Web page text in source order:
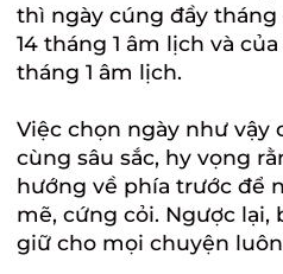
thì ngày cúng đầy tháng
14 tháng 1 âm lịch và
tháng 1 âm lịch.
Việc chọn ngày như vậy
cùng sâu sắc, hy vọng
hướng về phía trước để
mẽ, cứng cỏi. Ngược
giữ cho mọi chuyện